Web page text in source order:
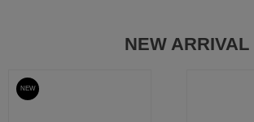
NEW ARRIVAL
予約
NEW